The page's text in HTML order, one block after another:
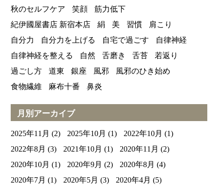
秋のセルフケア
笑顔
筋力低下
紀伊國屋書店 新宿本店
絹 美 習慣
肩こり
自分力
自分力を上げる 自宅で過ごす
自律神経
自律神経を整える
自然 舌磨き 舌苔
若返り
過ごし方
道東 銀座 風邪
風邪のひき始め
食物繊維
麻布十番 鼻炎
月別アーカイブ
2025年11月 (2) 2025年10月 (1) 2022年10月 (1)
2022年8月 (3) 2021年10月 (1) 2020年11月 (2)
2020年10月 (1) 2020年9月 (2) 2020年8月 (4)
2020年7月 (1) 2020年5月 (3) 2020年4月 (5)